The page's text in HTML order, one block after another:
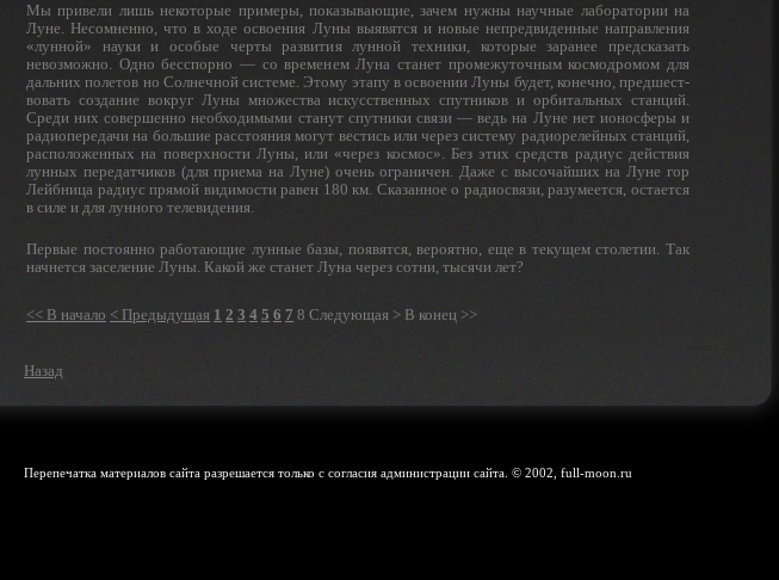
Мы привели лишь некоторые примеры, показывающие, зачем нужны научные лаборатории на
Луне. Несомненно, что в ходе освоения Луны выявятся и новые непредвиден­ные направления
«лунной» науки и особые черты развития лунной техники, которые заранее предсказать
невозможно. Одно бесспорно — со временем Луна станет промежуточ­ным космодромом для
дальних полетов но Солнечной систе­ме. Этому этапу в освоении Луны будет, конечно, предшест­
вовать создание вокруг Луны множества искусственных спутников и орбитальных станций.
Среди них совершенно необходимыми станут спутники связи — ведь на Луне нет ионосферы и
радиопередачи на большие расстояния могут вестись или через систему радиорелейных станций,
распо­ложенных на поверхности Луны, или «через космос». Без этих средств радиус действия
лунных передатчиков (для приема на Луне) очень ограничен. Даже с высочайших на Луне гор
Лейбница радиус прямой видимости равен 180 км. Сказанное о радиосвязи, разумеется, остается
в силе и для лунного телевидения.
Первые постоянно работающие лунные базы, появятся, вероятно, еще в текущем столетии. Так
начнется заселение Луны. Какой же станет Луна через сотни, тысячи лет?
<< В начало < Предыдущая 1 2 3 4 5 6 7 8 Следующая > В конец >>
Назад
Перепечатка материалов сайта разрешается только с согласия администрации сайта. © 2002, full-moon.ru